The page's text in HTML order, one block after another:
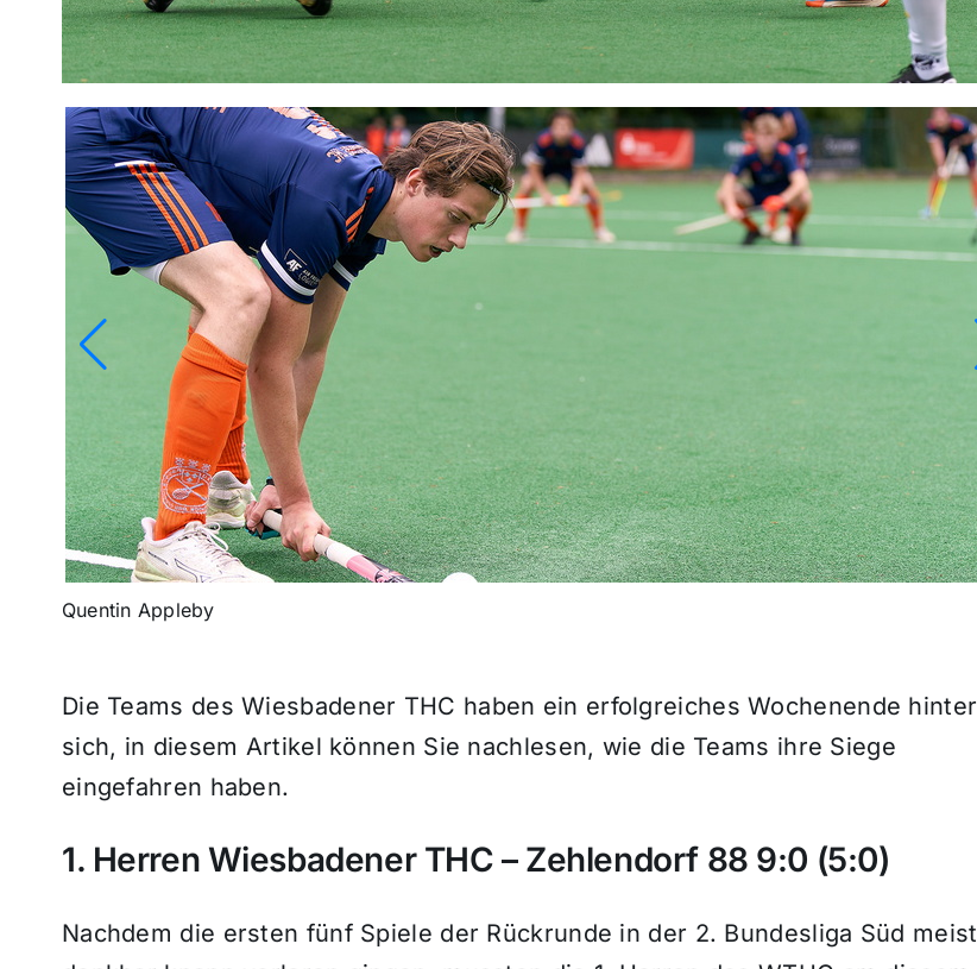
Quentin Appleby
Die Teams des Wiesbadener THC haben ein erfolgreiches Wochenende hinter
sich, in diesem Artikel können Sie nachlesen, wie die Teams ihre Siege
eingefahren haben.
1. Herren Wiesbadener THC – Zehlendorf 88 9:0 (5:0)
Nachdem die ersten fünf Spiele der Rückrunde in der 2. Bundesliga Süd meist